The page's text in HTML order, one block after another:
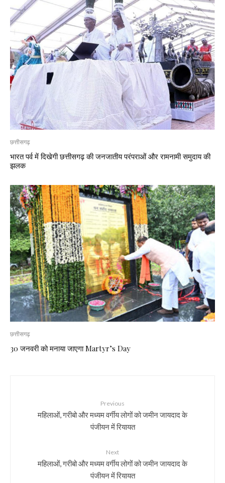
छत्तीसगढ़
भारत पर्व में दिखेगी छत्तीसगढ़ की जनजातीय परंपराओं और रामनामी समुदाय की
झलक
छत्तीसगढ़
30 जनवरी को मनाया जाएगा Martyr’s Day
Previous
महिलाओं, गरीबो और मध्यम वर्गीय लोगों को जमीन जायदाद के
पंजीयन में रियायत
Next
महिलाओं, गरीबो और मध्यम वर्गीय लोगों को जमीन जायदाद के
पंजीयन में रियायत